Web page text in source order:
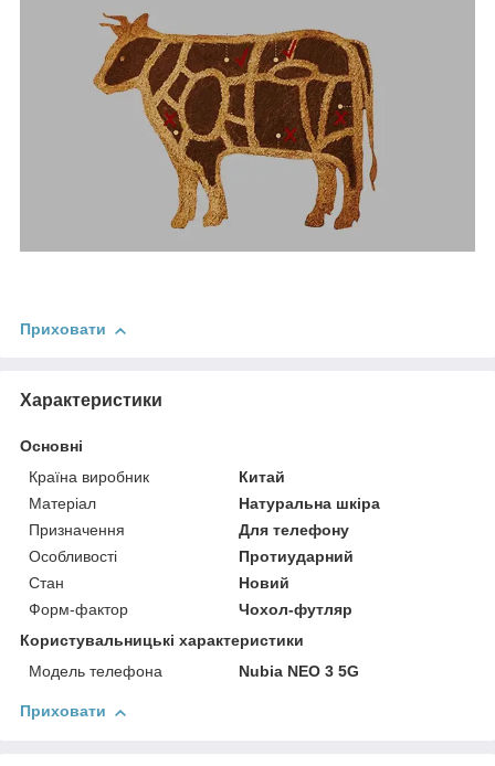
Приховати
Характеристики
Основні
Країна виробник
Китай
Матеріал
Натуральна шкіра
Призначення
Для телефону
Особливості
Протиударний
Стан
Новий
Форм-фактор
Чохол-футляр
Користувальницькі характеристики
Модель телефона
Nubia NEO 3 5G
Приховати